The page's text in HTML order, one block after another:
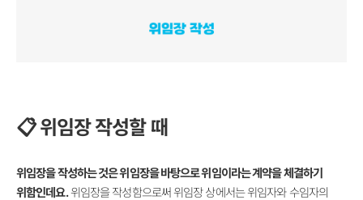
📋위임장 작성할 때
위임장을 작성하는 것은 위임장을 바탕으로 위임이라는 계약을 체결하기
위함인데요.위임장을 작성함으로써 위임장 상에서는 위임자와 수임자의